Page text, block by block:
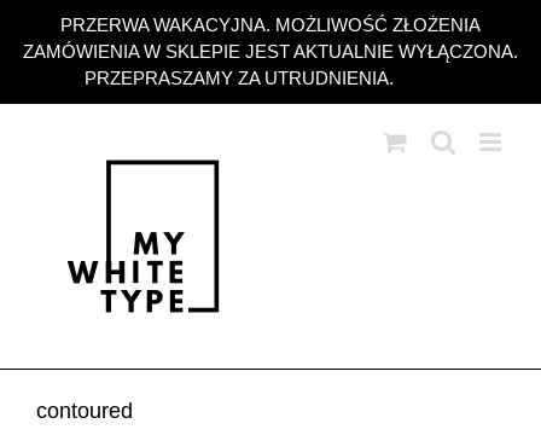
PRZERWA WAKACYJNA. MOŻLIWOŚĆ ZŁOŻENIA
ZAMÓWIENIA W SKLEPIE JEST AKTUALNIE WYŁĄCZONA.
PRZEPRASZAMY ZA UTRUDNIENIA.
zawartości
contoured